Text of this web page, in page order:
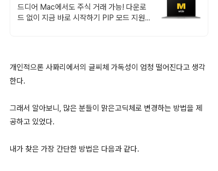
언제 어디서나
드디어 Mac에서도 주식 거래 가능! 다운로
드 없이 지금 바로 시작하기 PIP 모드 지원으
개인적으론 사퐈리에서의 글씨체 가독성이 엄청 떨어진다고 생각
한다.
그래서 알아보니, 많은 분들이 맑은고딕체로 변경하는 방법을 제
공하고 있었다.
내가 찾은 가장 간단한 방법은 다음과 같다.